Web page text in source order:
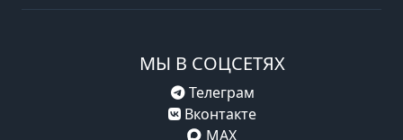
МЫ В СОЦСЕТЯХ
Телеграм
Вконтакте
MAX